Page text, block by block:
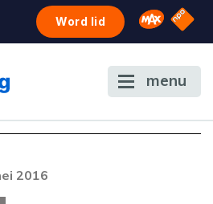
Word lid Omroep
NPO
menu
2016